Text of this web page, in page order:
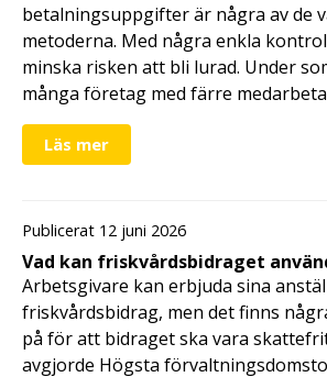
betalningsuppgifter är några av de
metoderna. Med några enkla
minska risken att bli lurad. Under
många företag med färre
Läs mer
Publicerat 12 juni 2026
Vad kan friskvårdsbidraget
Arbetsgivare kan erbjuda sina
friskvårdsbidrag, men det finns
på för att bidraget ska vara
avgjorde Högsta